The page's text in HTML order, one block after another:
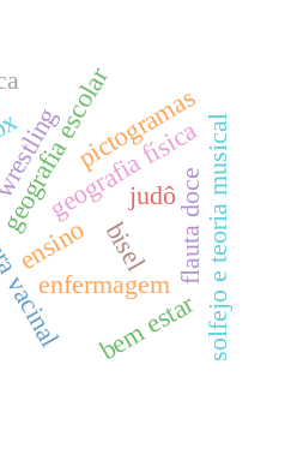
geografia física
escolar
enfermagem
ensino bisel flauta docesolfejo e teoria musical
bem estar
pictogramas
judô